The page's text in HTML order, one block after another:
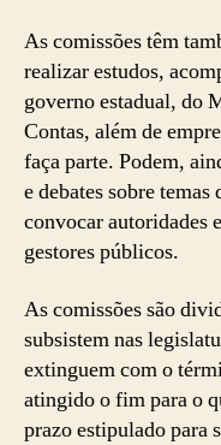
As comissões têm
realizar estudos,
governo estadual, do
Contas, além de
faça parte. Podem,
e debates sobre temas
convocar autoridades
gestores públicos.
As comissões são
subsistem nas
extinguem com o
atingido o fim para o
prazo estipulado para